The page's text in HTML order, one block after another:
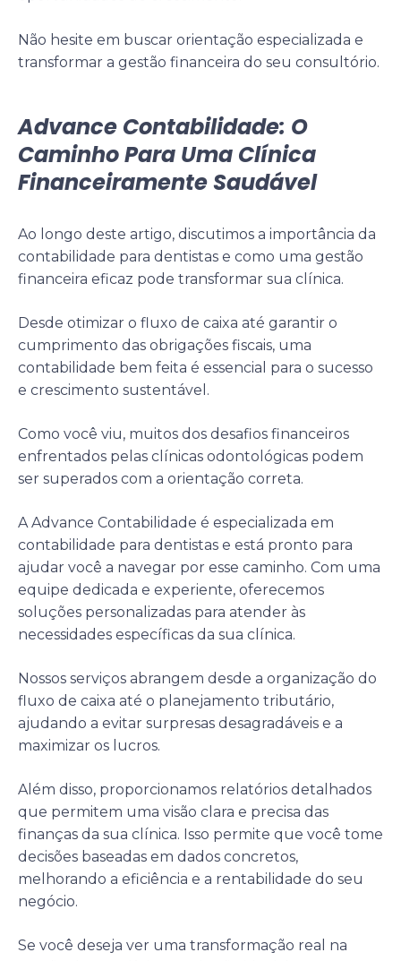
Não hesite em buscar orientação especializada e
transformar a gestão financeira do seu consultório.
Advance Contabilidade: O
Caminho Para Uma Clínica
Financeiramente Saudável
Ao longo deste artigo, discutimos a importância da
contabilidade para dentistas e como uma gestão
financeira eficaz pode transformar sua clínica.
Desde otimizar o fluxo de caixa até garantir o
cumprimento das obrigações fiscais, uma
contabilidade bem feita é essencial para o sucesso
e crescimento sustentável.
Como você viu, muitos dos desafios financeiros
enfrentados pelas clínicas odontológicas podem
ser superados com a orientação correta.
A Advance Contabilidade é especializada em
contabilidade para dentistas e está pronto para
ajudar você a navegar por esse caminho. Com uma
equipe dedicada e experiente, oferecemos
soluções personalizadas para atender às
necessidades específicas da sua clínica.
Nossos serviços abrangem desde a organização do
fluxo de caixa até o planejamento tributário,
ajudando a evitar surpresas desagradáveis e a
maximizar os lucros.
Além disso, proporcionamos relatórios detalhados
que permitem uma visão clara e precisa das
finanças da sua clínica. Isso permite que você tome
decisões baseadas em dados concretos,
melhorando a eficiência e a rentabilidade do seu
negócio.
Se você deseja ver uma transformação real na